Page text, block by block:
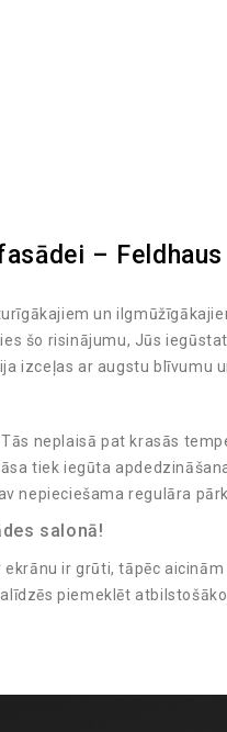
–
un
šo risinājumu, Jūs
izceļas ar augstu blīvumu
Tās neplaisā pat krasās
tiek iegūta
nepieciešama regulāra
salonā!
ir grūti, tāpēc
piemeklēt